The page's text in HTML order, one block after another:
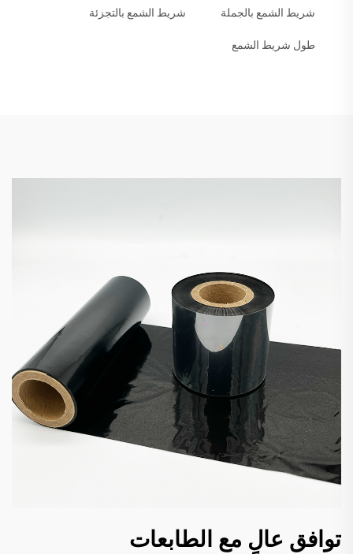
شريط الشمع بالجملة شريط الشمع بالتجزئة
طول شريط الشمع
توافق عالٍ مع الطابعات